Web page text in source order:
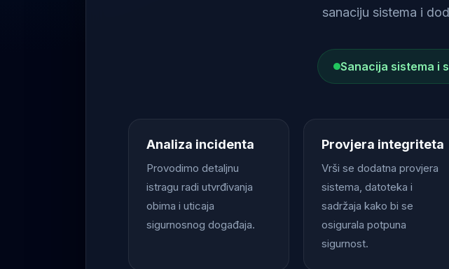
sanaciju sistema i
Sanacija sistema i
Analiza incidenta
Provodimo detaljnu
istragu radi utvrđivanja
obima i uticaja
sigurnosnog događaja.
Provjera integriteta
Vrši se dodatna provjera
sistema, datoteka i
sadržaja kako bi se
osigurala potpuna
sigurnost.